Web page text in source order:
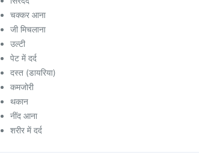
चक्कर आना
जी मिचलाना
उल्टी
पेट में दर्द
दस्त (डायरिया)
कमजोरी
थकान
नींद आना
शरीर में दर्द